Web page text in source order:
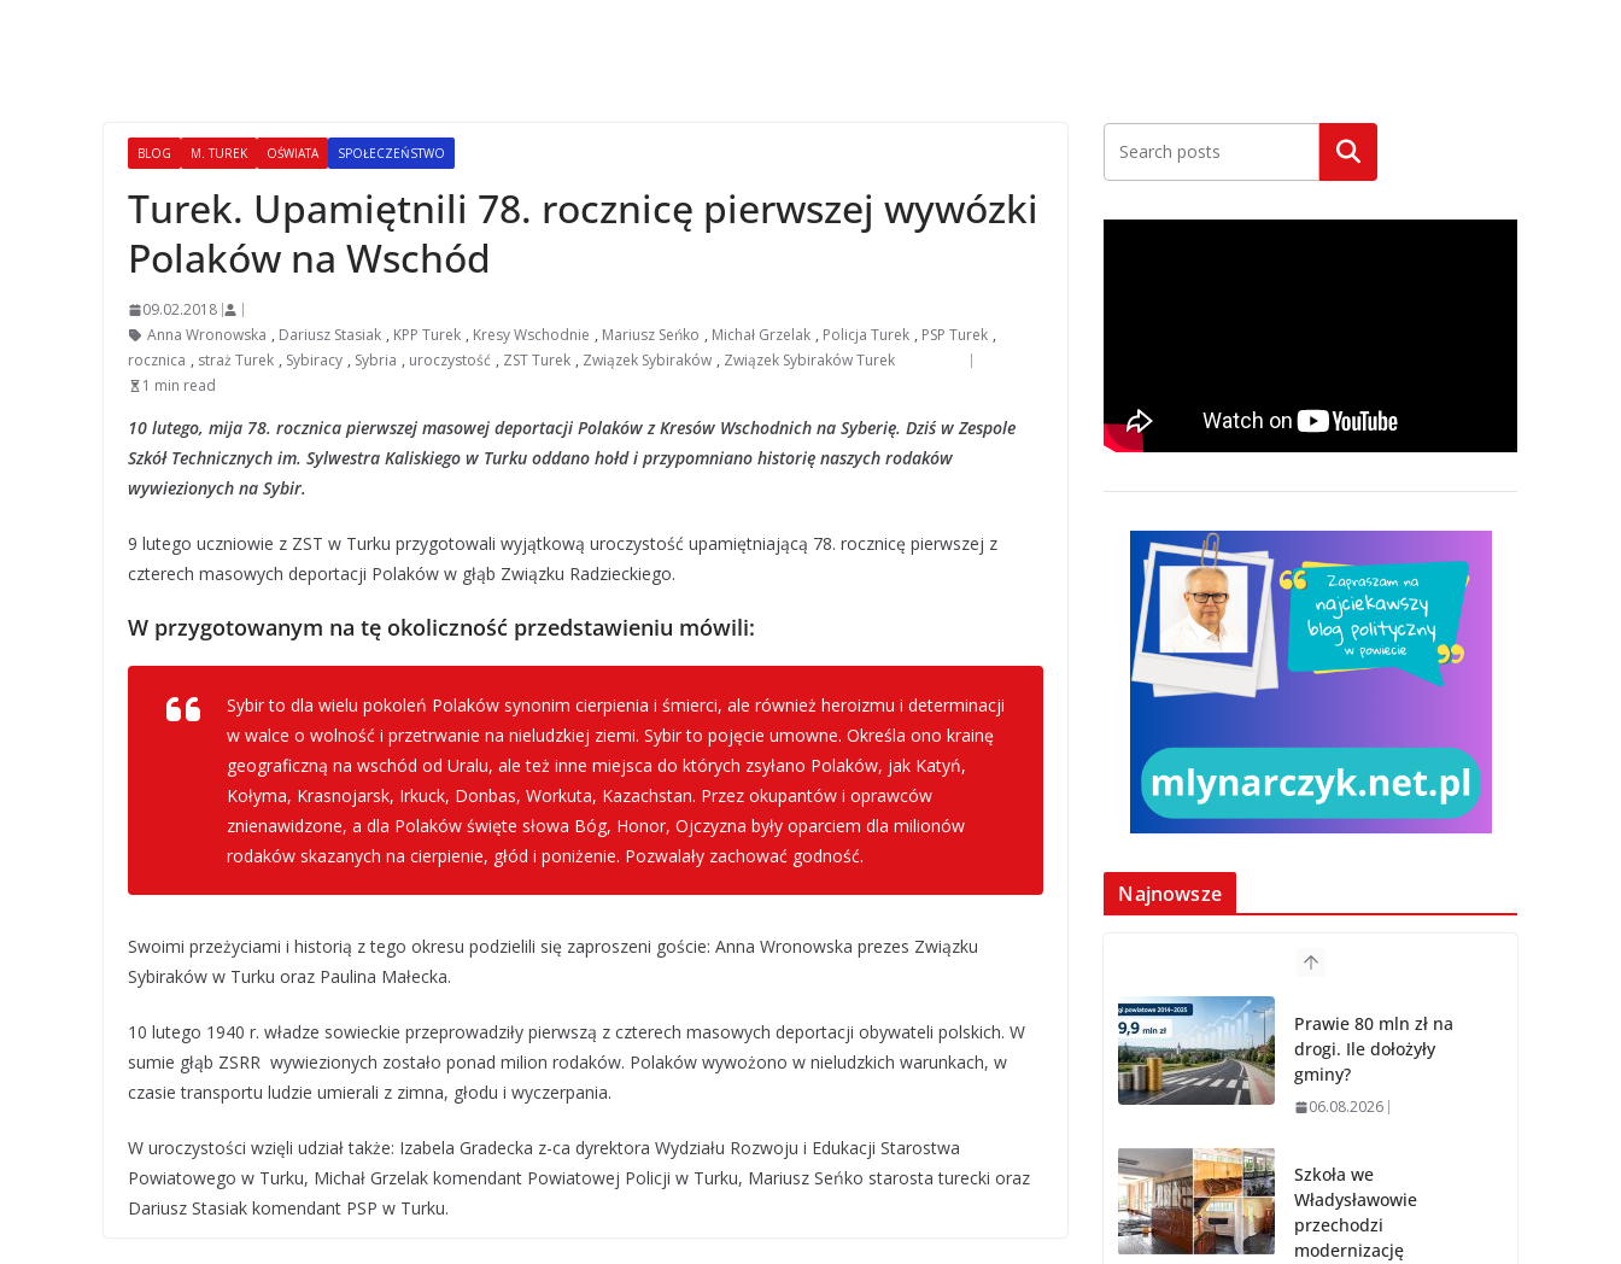
BLOG M. TUREK OŚWIATA SPOŁECZEŃSTWO
Turek. Upamiętnili 78. rocznicę pierwszej wywózki
Polaków na Wschód
09.02.2018
Anna Wronowska , Dariusz Stasiak , KPP Turek , Kresy Wschodnie , Mariusz Seńko , Michał Grzelak , Policja Turek , PSP Turek ,
rocznica , straż Turek , Sybiracy , Sybria , uroczystość , ZST Turek , Związek Sybiraków , Związek Sybiraków Turek
1 min read
10 lutego, mija 78. rocznica pierwszej masowej deportacji Polaków z Kresów Wschodnich na Syberię. Dziś w Zespole
Szkół Technicznych im. Sylwestra Kaliskiego w Turku oddano hołd i przypomniano historię naszych rodaków
wywiezionych na Sybir.
9 lutego uczniowie z ZST w Turku przygotowali wyjątkową uroczystość upamiętniającą 78. rocznicę pierwszej z
czterech masowych deportacji Polaków w głąb Związku Radzieckiego.
W przygotowanym na tę okoliczność przedstawieniu mówili:
Sybir to dla wielu pokoleń Polaków synonim cierpienia i śmierci, ale również heroizmu i determinacji
w walce o wolność i przetrwanie na nieludzkiej ziemi. Sybir to pojęcie umowne. Określa ono krainę
geograficzną na wschód od Uralu, ale też inne miejsca do których zsyłano Polaków, jak Katyń,
Kołyma, Krasnojarsk, Irkuck, Donbas, Workuta, Kazachstan. Przez okupantów i oprawców
znienawidzone, a dla Polaków święte słowa Bóg, Honor, Ojczyzna były oparciem dla milionów
rodaków skazanych na cierpienie, głód i poniżenie. Pozwalały zachować godność.
Swoimi przeżyciami i historią z tego okresu podzielili się zaproszeni goście: Anna Wronowska prezes Związku
Sybiraków w Turku oraz Paulina Małecka.
10 lutego 1940 r. władze sowieckie przeprowadziły pierwszą z czterech masowych deportacji obywateli polskich. W
sumie głąb ZSRR wywiezionych zostało ponad milion rodaków. Polaków wywożono w nieludzkich warunkach, w
czasie transportu ludzie umierali z zimna, głodu i wyczerpania.
W uroczystości wzięli udział także: Izabela Gradecka z-ca dyrektora Wydziału Rozwoju i Edukacji Starostwa
Powiatowego w Turku, Michał Grzelak komendant Powiatowej Policji w Turku, Mariusz Seńko starosta turecki oraz
Dariusz Stasiak komendant PSP w Turku.
Szukaj
Najnowsze
Prawie 80 mln zł na
drogi. Ile dołożyły
gminy?
06.08.2026
Szkoła we
Władysławowie
przechodzi
modernizację